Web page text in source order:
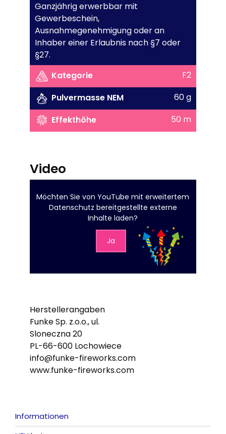
Ganzjährig erwerbbar mit
Gewerbeschein,
Ausnahmegenehmigung oder an
Inhaber einer Erlaubnis nach §7 oder
§27.
Kategorie
F2
Pulvermasse NEM
60 g
Effekthöhe
50 m
Video
Möchten Sie vonYouTube mit erweitertem
Datenschutz bereitgestellte externe
Inhalte laden?
Ja
Herstellerangaben
Funke Sp. z.o.o., ul.
Sloneczna 20
PL-66-600 Lochowiece
info@funke-fireworks.com
www.funke-fireworks.com
Informationen